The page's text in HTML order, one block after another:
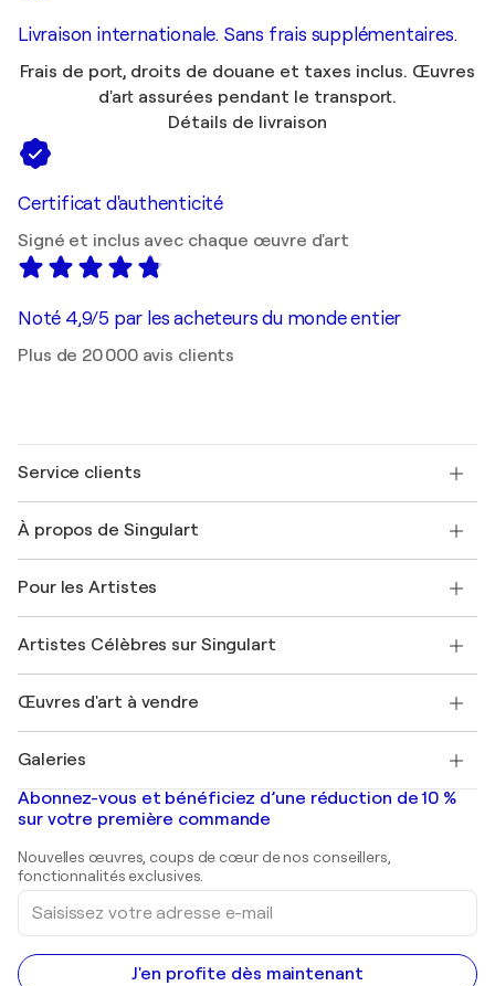
Livraison internationale. Sans frais supplémentaires.
Frais de port, droits de douane et taxes inclus. Œuvres
d'art assurées pendant le transport.
Détails de livraison
Certificat d'authenticité
Signé et inclus avec chaque œuvre d'art
Noté 4,9/5 par les acheteurs du monde entier
Plus de 20 000 avis clients
Service clients
Expédition
Offrir une carte cadeau
Rejoignez notre programme commercial
Mon compte
+33 1 76 44 06 42
À propos de Singulart
FAQ
Magazine Singulart
Emplois
Découvrez une sélection d'art original
Pour les Artistes
Se connecter en tant qu'Artiste
Artistes Célèbres sur Singulart
Marc Chagall
Banksy
Mr. Brainwash
Shepard Fairey
Œuvres d'art à vendre
Tableaux abstraits à vendre
Peintures de paysage
Estampes
Peintures acryliques
Galeries
Galeries d'art en France
Galeries d'art en Belgique
Abonnez-vous et bénéficiez d’une réduction de 10 %
sur votre première commande
Nouvelles œuvres, coups de cœur de nos conseillers,
fonctionnalités exclusives.
Saisissez
votre
adresse
e-
mail
J'en profite dès maintenant